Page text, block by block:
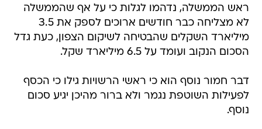
ראש הממשלה, נדהמו לגלות כי על אף שהממשלה
לא מצליחה כבר חודשים ארוכים לספק את 3.5
מיליארד השקלים שהבטיחה לשיקום הצפון, כעת גדל
הסכום הנקוב ועומד על 6.5 מיליארד שקל.
דבר חמור נוסף הוא כי ראשי הרשויות גילו כי הכסף
לפעילות השוטפת נגמר ולא ברור מהיכן יגיע סכום
נוסף.